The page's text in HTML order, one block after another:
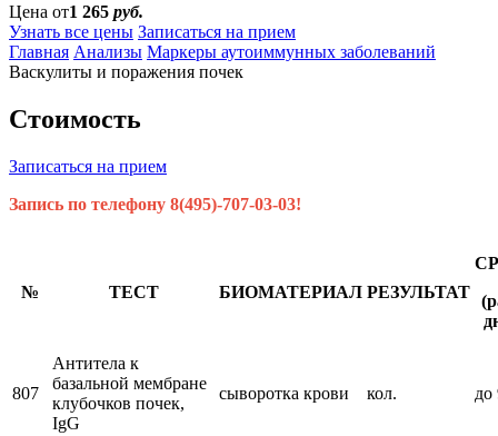
Цена от1 265 руб.
Узнать все цены Записаться на прием
Главная Анализы Маркеры аутоиммунных заболеваний
Васкулиты и поражения почек
Стоимость
Записаться на прием
Запись по телефону 8(495)-707-03-03!
№ ТЕСТ БИОМАТЕРИАЛ РЕЗУЛЬТАТ
807
Антитела к
базальной мембране
клубочков почек,
IgG
сыворотка крови кол. до